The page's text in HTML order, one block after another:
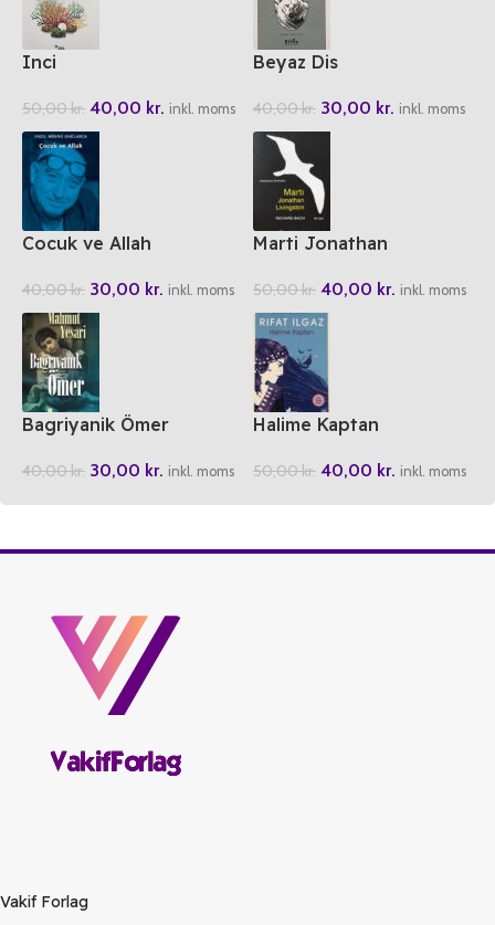
Inci
50,00kr. 40,00 kr. inkl. moms
Beyaz Dis
40,00kr. 30,00 kr. inkl. moms
Cocuk ve Allah
40,00kr. 30,00 kr. inkl. moms
Marti Jonathan
50,00kr. 40,00 kr. inkl. moms
Bagriyanik Ömer
40,00kr. 30,00 kr. inkl. moms
Halime Kaptan
50,00kr. 40,00 kr. inkl. moms
Vakif Forlag